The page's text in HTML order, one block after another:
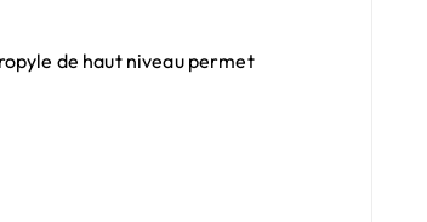
de haut niveau permet